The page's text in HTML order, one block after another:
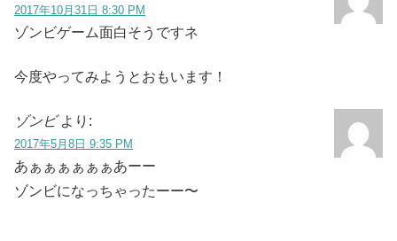
2017年10月31日 8:30 PM
ゾンビゲーム面白そうですネ
今度やってみようとおもいます！
ゾンビ より:
2017年5月8日 9:35 PM
あぁぁぁぁぁぁあーー
ゾンビになっちゃったーー〜